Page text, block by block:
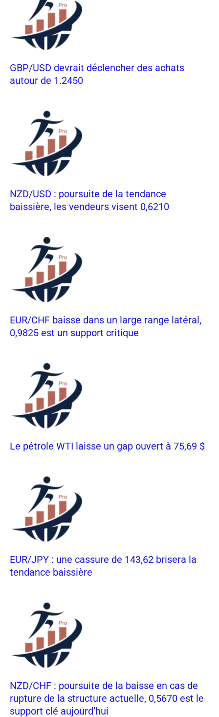
GBP/USD devrait déclencher des achats
autour de 1.2450
NZD/USD : poursuite de la tendance
baissière, les vendeurs visent 0,6210
EUR/CHF baisse dans un large range latéral,
0,9825 est un support critique
Le pétrole WTI laisse un gap ouvert à 75,69 $
EUR/JPY : une cassure de 143,62 brisera la
tendance baissière
NZD/CHF : poursuite de la baisse en cas de
rupture de la structure actuelle, 0,5670 est le
support clé aujourd’hui